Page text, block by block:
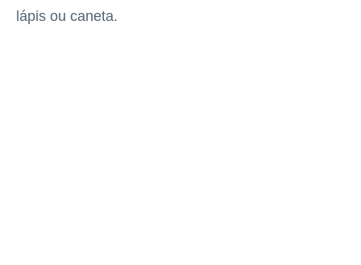
lápis ou caneta.